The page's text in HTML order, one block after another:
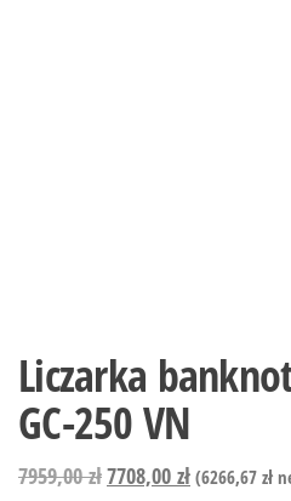
Liczarka
GC-250 VN
7959,00zł7708,00 zł (6266,67 zł